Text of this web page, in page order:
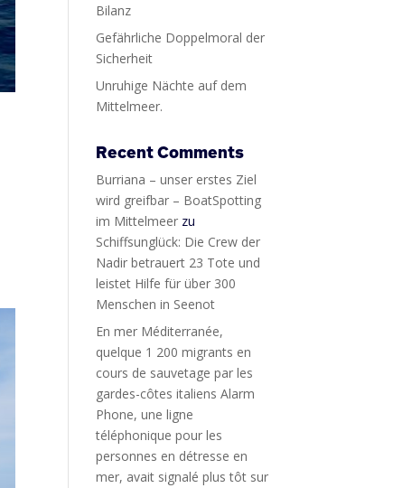
Bilanz
Gefährliche Doppelmoral der
Sicherheit
Unruhige Nächte auf dem
Mittelmeer.
Recent Comments
Burriana – unser erstes Ziel
wird greifbar – BoatSpotting
im Mittelmeer zu
Schiffsunglück: Die Crew der
Nadir betrauert 23 Tote und
leistet Hilfe für über 300
Menschen in Seenot
En mer Méditerranée,
quelque 1 200 migrants en
cours de sauvetage par les
gardes-côtes italiens Alarm
Phone, une ligne
téléphonique pour les
personnes en détresse en
mer, avait signalé plus tôt sur